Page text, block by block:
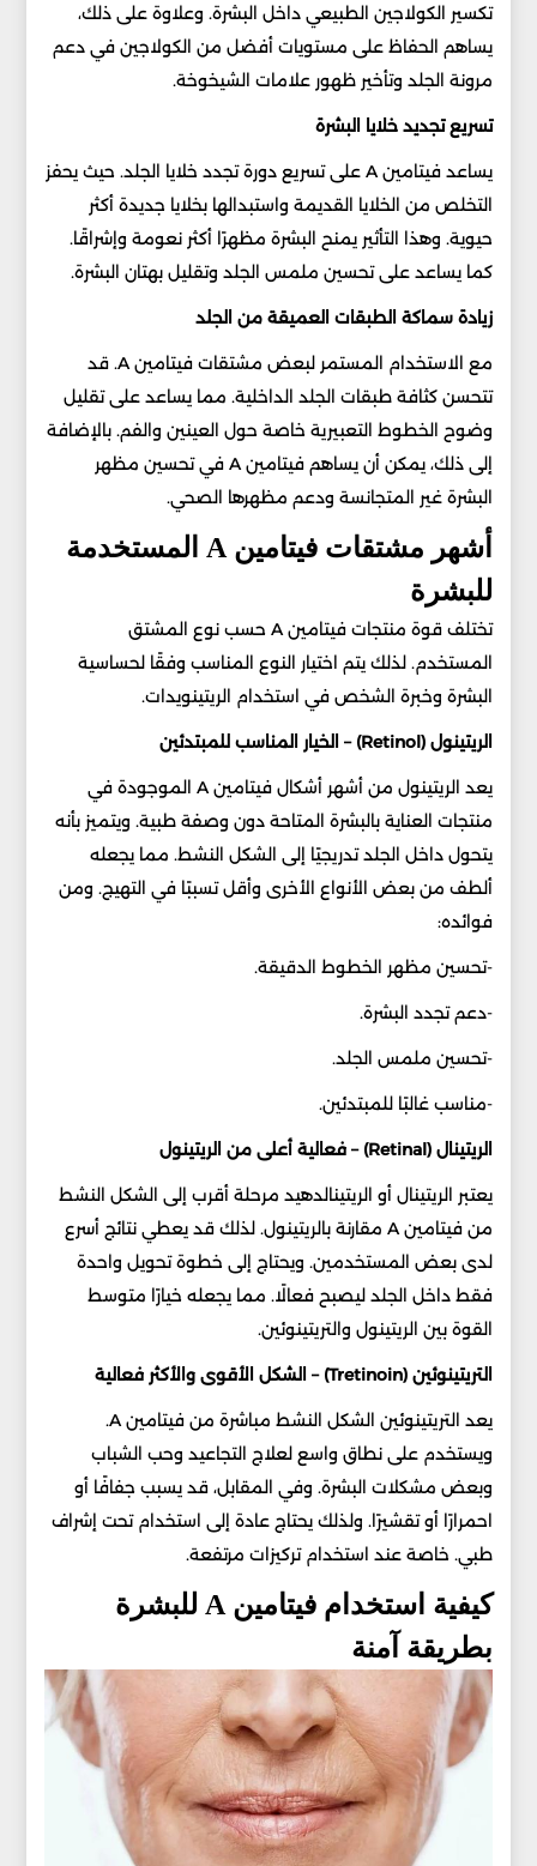
تكسير الكولاجين الطبيعي داخل البشرة. وعلاوة على ذلك،
يساهم الحفاظ على مستويات أفضل من الكولاجين في دعم
مرونة الجلد وتأخير ظهور علامات الشيخوخة.
تسريع تجديد خلايا البشرة
يساعد فيتامين A على تسريع دورة تجدد خلايا الجلد. حيث يحفز
التخلص من الخلايا القديمة واستبدالها بخلايا جديدة أكثر
حيوية. وهذا التأثير يمنح البشرة مظهرًا أكثر نعومة وإشراقًا.
كما يساعد على تحسين ملمس الجلد وتقليل بهتان البشرة.
زيادة سماكة الطبقات العميقة من الجلد
مع الاستخدام المستمر لبعض مشتقات فيتامين A. قد
تتحسن كثافة طبقات الجلد الداخلية. مما يساعد على تقليل
وضوح الخطوط التعبيرية خاصة حول العينين والفم. بالإضافة
إلى ذلك، يمكن أن يساهم فيتامين A في تحسين مظهر
البشرة غير المتجانسة ودعم مظهرها الصحي.
أشهر مشتقات فيتامين A المستخدمة
للبشرة
تختلف قوة منتجات فيتامين A حسب نوع المشتق
المستخدم. لذلك يتم اختيار النوع المناسب وفقًا لحساسية
البشرة وخبرة الشخص في استخدام الريتينويدات.
الريتينول (Retinol) – الخيار المناسب للمبتدئين
يعد الريتينول من أشهر أشكال فيتامين A الموجودة في
منتجات العناية بالبشرة المتاحة دون وصفة طبية. ويتميز بأنه
يتحول داخل الجلد تدريجيًا إلى الشكل النشط. مما يجعله
ألطف من بعض الأنواع الأخرى وأقل تسببًا في التهيج. ومن
فوائده:
-تحسين مظهر الخطوط الدقيقة.
-دعم تجدد البشرة.
-تحسين ملمس الجلد.
-مناسب غالبًا للمبتدئين.
الريتينال (Retinal) – فعالية أعلى من الريتينول
يعتبر الريتينال أو الريتينالدهيد مرحلة أقرب إلى الشكل النشط
من فيتامين A مقارنة بالريتينول. لذلك قد يعطي نتائج أسرع
لدى بعض المستخدمين. ويحتاج إلى خطوة تحويل واحدة
فقط داخل الجلد ليصبح فعالًا. مما يجعله خيارًا متوسط
القوة بين الريتينول والتريتينوئين.
التريتينوئين (Tretinoin) – الشكل الأقوى والأكثر فعالية
يعد التريتينوئين الشكل النشط مباشرة من فيتامين A.
ويستخدم على نطاق واسع لعلاج التجاعيد وحب الشباب
وبعض مشكلات البشرة. وفي المقابل، قد يسبب جفافًا أو
احمرارًا أو تقشيرًا. ولذلك يحتاج عادة إلى استخدام تحت إشراف
طبي. خاصة عند استخدام تركيزات مرتفعة.
كيفية استخدام فيتامين A للبشرة
بطريقة آمنة